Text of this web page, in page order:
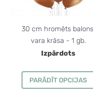
30 cm hromēts
vara krāsa - 1 gb.
Izpārdots
PARĀDĪT OPCIJAS